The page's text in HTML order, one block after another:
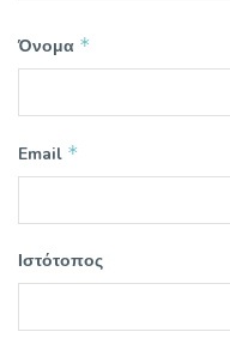
Όνομα *
Email *
Ιστότοπος